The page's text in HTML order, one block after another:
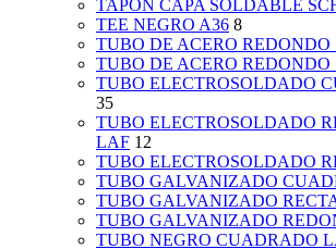
TAPON CAPA SOLDABLE
TEE NEGRO A36 8
TUBO DE ACERO REDONDO
TUBO DE ACERO REDONDO
TUBO ELECTROSOLDADO
35
TUBO ELECTROSOLDADO
LAF 12
TUBO ELECTROSOLDADO
TUBO GALVANIZADO
TUBO GALVANIZADO
TUBO GALVANIZADO
TUBO NEGRO CUADRADO